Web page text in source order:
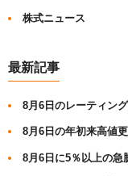
株式ニュース
最新記事
8月6日のレーティン
8月6日の年初来高値
8月6日に5％以上の急